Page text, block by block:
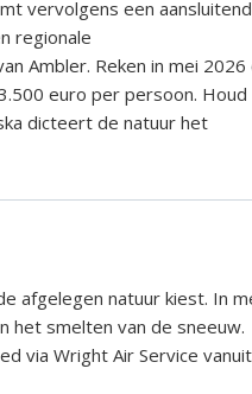
vervolgens een
regionale
Ambler. Reken in mei 2026
euro per persoon. Houd
dicteert de natuur het
afgelegen natuur kiest. In
het smelten van de sneeuw.
via Wright Air Service vanuit